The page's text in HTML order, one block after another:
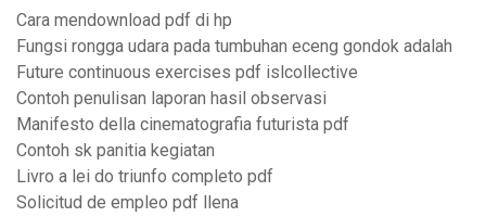
Cara mendownload pdf di hp
Fungsi rongga udara pada tumbuhan eceng gondok adalah
Future continuous exercises pdf islcollective
Contoh penulisan laporan hasil observasi
Manifesto della cinematografia futurista pdf
Contoh sk panitia kegiatan
Livro a lei do triunfo completo pdf
Solicitud de empleo pdf llena